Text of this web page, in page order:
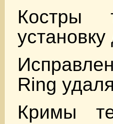
Костры
Ring
Кримы